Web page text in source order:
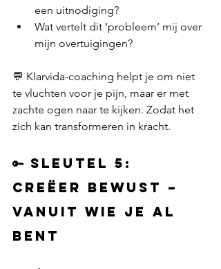
een uitnodiging?
Wat vertelt dit ‘probleem’ mij over
mijn overtuigingen?
💬 Klarvida-coaching helpt je om niet
te vluchten voor je pijn, maar er met
zachte ogen naar te kijken. Zodat het
zich kan transformeren in kracht.
🔑 Sleutel 5:
Creëer bewust –
vanuit wie je al
bent